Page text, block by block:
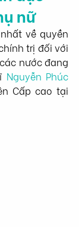
nữ
về quyền
trị đối với
nước đang
Nguyễn Phúc